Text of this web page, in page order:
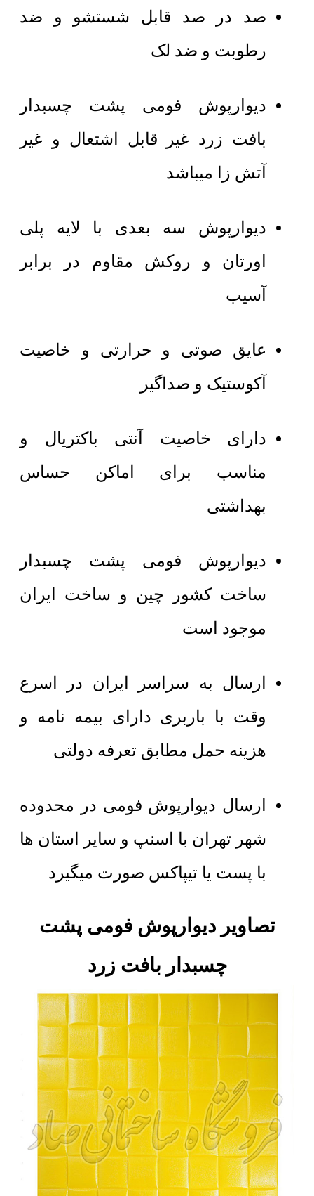
صد در صد قابل شستشو و ضد
رطوبت و ضد لک
دیوارپوش فومی پشت چسبدار
بافت زرد غیر قابل اشتعال و غیر
آتش زا میباشد
دیوارپوش سه بعدی با لایه پلی
اورتان و روکش مقاوم در برابر
آسیب
عایق صوتی و حرارتی و خاصیت
آکوستیک و صداگیر
دارای خاصیت آنتی باکتریال و
مناسب برای اماکن حساس
بهداشتی
دیوارپوش فومی پشت چسبدار
ساخت کشور چین و ساخت ایران
موجود است
ارسال به سراسر ایران در اسرع
وقت با باربری دارای بیمه نامه و
هزینه حمل مطابق تعرفه دولتی
ارسال دیوارپوش فومی در محدوده
شهر تهران با اسنپ و سایر استان ها
با پست یا تیپاکس صورت میگیرد
تصاویر دیوارپوش فومی پشت
چسبدار بافت زرد